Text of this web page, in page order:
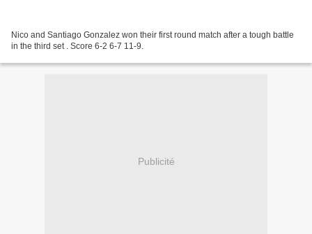
Nico and Santiago Gonzalez won their first round match after a tough battle
in the third set . Score 6-2 6-7 11-9.
Publicité